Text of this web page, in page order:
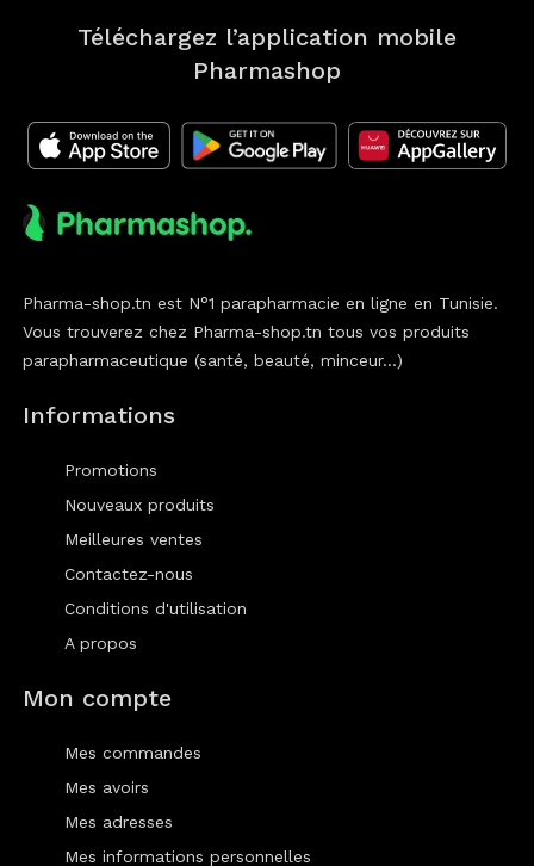
Téléchargez l’application mobile
Pharmashop
Pharma-shop.tn est N°1 parapharmacie en ligne en Tunisie.
Vous trouverez chez Pharma-shop.tn tous vos produits
parapharmaceutique (santé, beauté, minceur...)
Informations
Promotions
Nouveaux produits
Meilleures ventes
Contactez-nous
Conditions d'utilisation
A propos
Mon compte
Mes commandes
Mes avoirs
Mes adresses
Mes informations personnelles